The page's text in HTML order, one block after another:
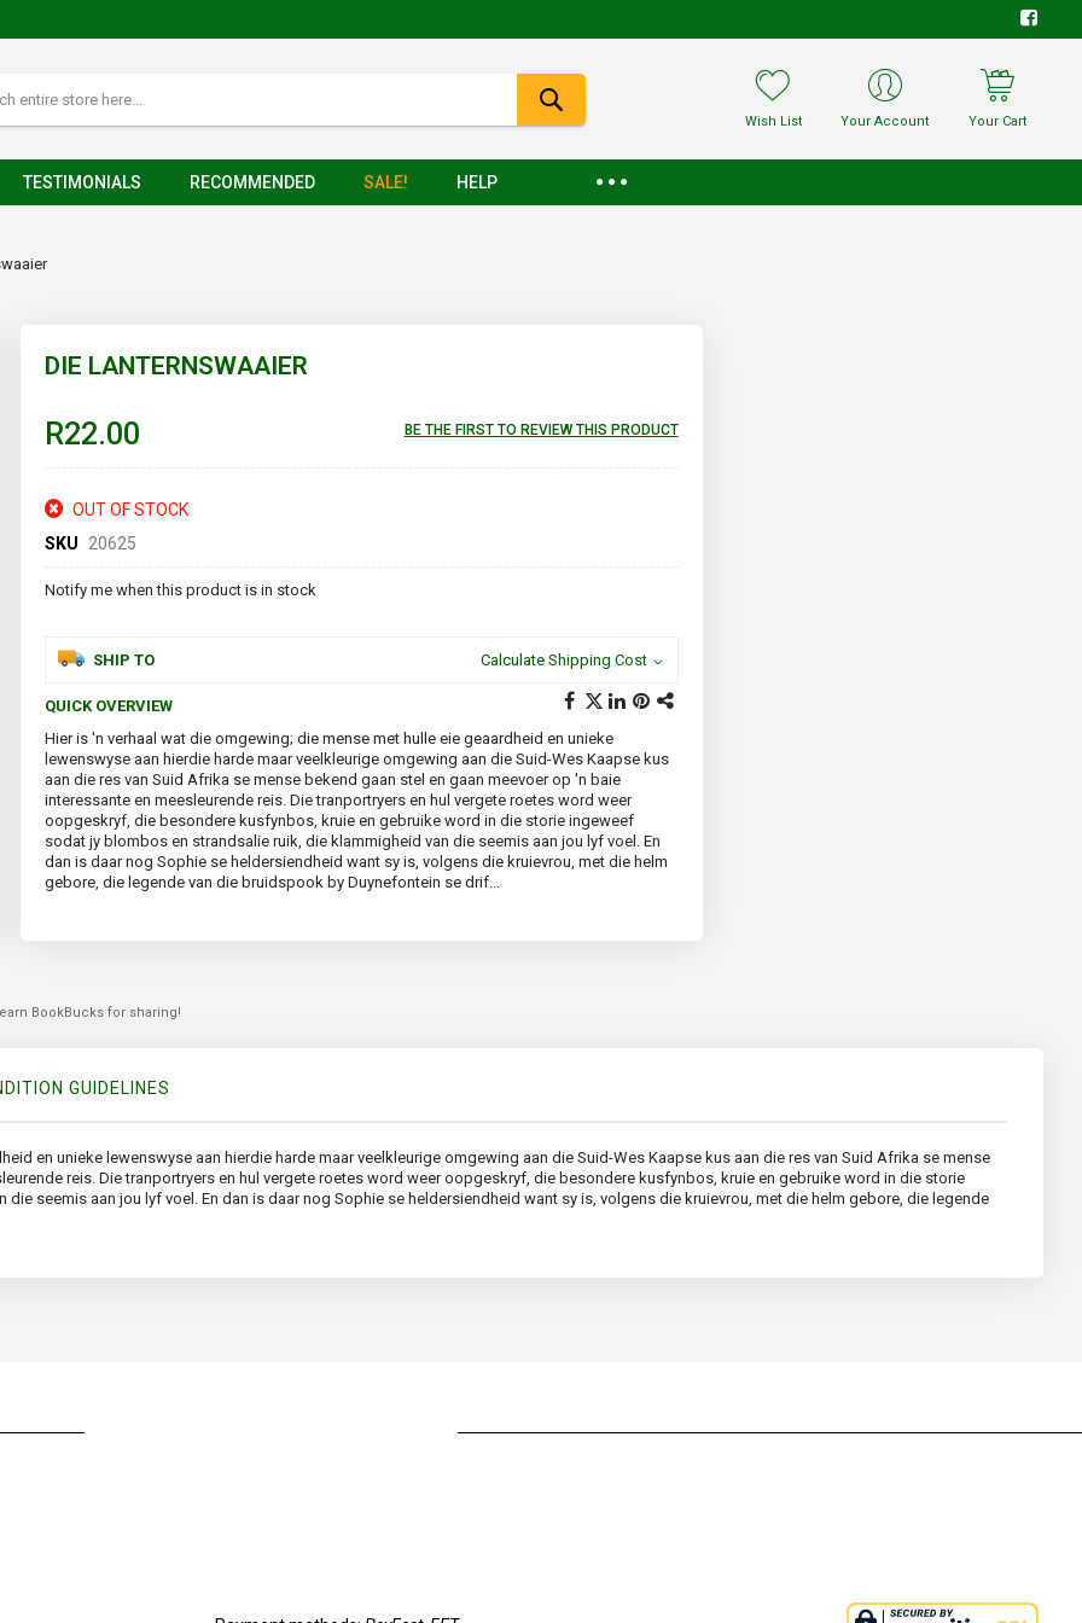
Wish List Your Account Your Cart
TESTIMONIALS RECOMMENDED SALE! HELP
DIE LANTERNSWAAIER
R22.00 BE THE FIRST TO REVIEW THIS PRODUCT
OUT OF STOCK
SKU
20625
Notify me when this product is in stock
SHIP TO Calculate Shipping Cost
QUICK OVERVIEW
Hier is 'n verhaal wat die omgewing; die mense met hulle eie geaardheid en unieke
lewenswyse aan hierdie harde maar veelkleurige omgewing aan die Suid-Wes Kaapse kus
aan die res van Suid Afrika se mense bekend gaan stel en gaan meevoer op 'n baie
interessante en meesleurende reis. Die tranportryers en hul vergete roetes word weer
oopgeskryf, die besondere kusfynbos, kruie en gebruike word in die storie ingeweef
sodat jy blombos en strandsalie ruik, die klammigheid van die seemis aan jou lyf voel. En
dan is daar nog Sophie se heldersiendheid want sy is, volgens die kruievrou, met die helm
gebore, die legende van die bruidspook by Duynefontein se drif...
BookBucks for sharing!
GUIDELINES
en unieke lewenswyse aan hierdie harde maar veelkleurige omgewing aan die Suid-Wes Kaapse kus aan die res van Suid Afrika se mense
reis. Die tranportryers en hul vergete roetes word weer oopgeskryf, die besondere kusfynbos, kruie en gebruike word in die storie
seemis aan jou lyf voel. En dan is daar nog Sophie se heldersiendheid want sy is, volgens die kruievrou, met die helm gebore, die legende